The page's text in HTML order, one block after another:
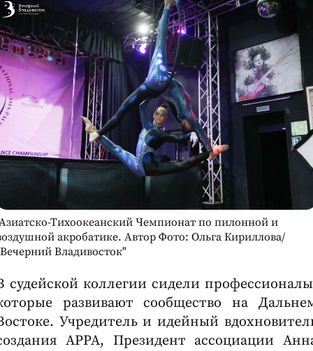
Тихоокеанский Чемпионат по пилонной и
акробатике. Автор Фото: Ольга Кириллова/
Владивосток"
судейской коллегии сидели
развивают сообщество на
Учредитель и идейный
APPA, Президент ассоциации